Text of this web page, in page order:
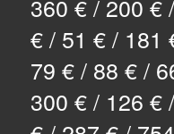
360 € / 200 €
€ / 51 € / 181
79 € / 88 € /
300 € / 126 €